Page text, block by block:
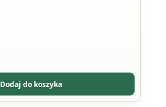
Dodaj do koszyka